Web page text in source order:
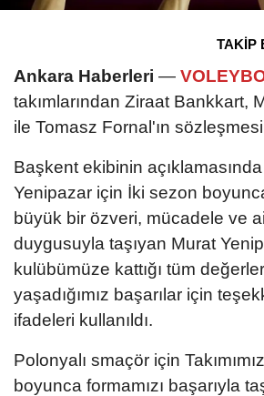
TAKİP
Ankara Haberleri —
takımlarından Ziraat Bankkart,
ile Tomasz Fornal'ın
Başkent ekibinin
Yenipazar için İki sezon
büyük bir özveri, mücadele ve
duygusuyla taşıyan Murat
kulübümüze kattığı tüm
yaşadığımız başarılar için
ifadeleri kullanıldı.
Polonyalı smaçör için
boyunca formamızı başarıyla